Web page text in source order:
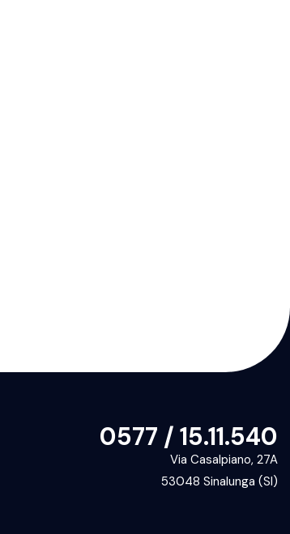
0577 / 15.11.540
Via Casalpiano, 27A
53048 Sinalunga (SI)